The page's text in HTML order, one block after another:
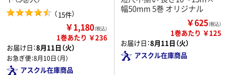
（15件）
￥1,180（税込）
1巻あたり ￥236
お届け日：8月11日（火）
お急ぎ便：8月10日（月）
アスクル在庫商品
幅50mm 5巻 オリジナル
￥625（税込）
1巻あたり ￥125
お届け日：8月11日（火）
アスクル在庫商品